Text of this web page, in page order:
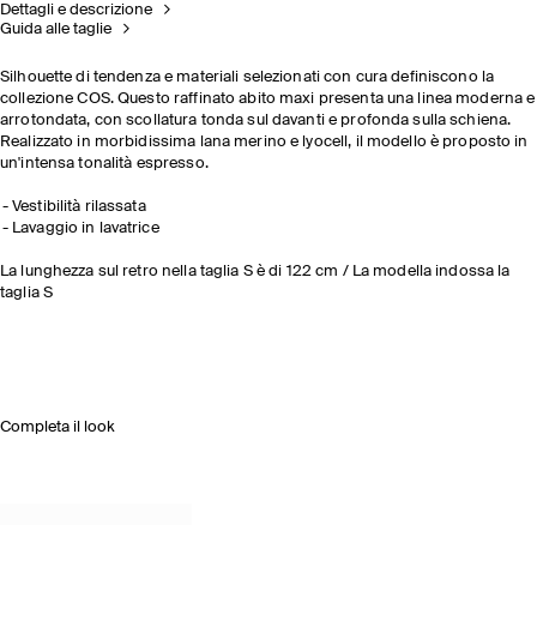
Dettagli e descrizione
Guida alle taglie
Silhouette di tendenza e materiali selezionati con cura definiscono la
collezione COS. Questo raffinato abito maxi presenta una linea moderna e
arrotondata, con scollatura tonda sul davanti e profonda sulla schiena.
Realizzato in morbidissima lana merino e lyocell, il modello è proposto in
un'intensa tonalità espresso.
Vestibilità rilassata
Lavaggio in lavatrice
La lunghezza sul retro nella taglia S è di 122 cm / La modella indossa la
taglia S
Completa il look